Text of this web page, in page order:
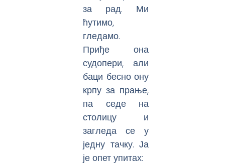
за рад. Ми
ћутимо,
гледамо.
Приђе она
судопери, али
баци бесно ону
крпу за прање,
па седе на
столицу и
загледа се у
једну тачку. Ја
је опет упитах: